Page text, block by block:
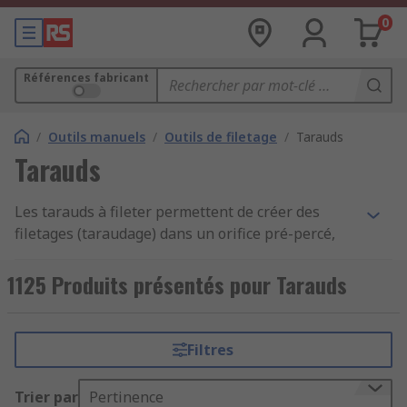
0
Références fabricant
/ Outils manuels / Outils de filetage / Tarauds
Tarauds
Les tarauds à fileter permettent de créer des
filetages (taraudage) dans un orifice pré-percé,
boulons dans les métaux et les plastiques.
Utilisés dans l'ingénierie et la fabrication, les
perceuse, mais du fait de leur forme particulière,
ils créent des filetages lorsqu'ils sont vissés dans
un matériau. Les tarauds doivent être utilisés
1125 Produits présentés pour Tarauds
Filtres
Trier par Pertinence